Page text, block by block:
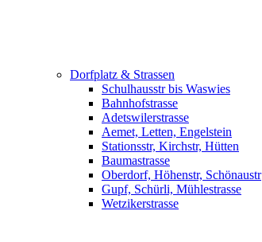
Dorfplatz & Strassen
Schulhausstr bis Waswies
Bahnhofstrasse
Adetswilerstrasse
Aemet, Letten, Engelstein
Stationsstr, Kirchstr, Hütten
Baumastrasse
Oberdorf, Höhenstr, Schönaustr
Gupf, Schürli, Mühlestrasse
Wetzikerstrasse